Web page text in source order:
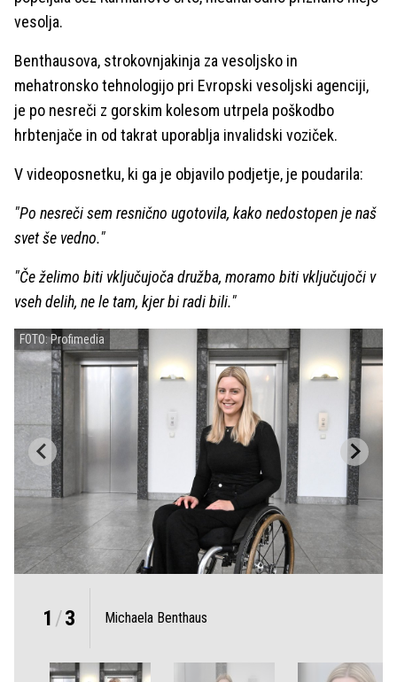
vesolja.
Benthausova, strokovnjakinja za vesoljsko in
mehatronsko tehnologijo pri Evropski vesoljski agenciji,
je po nesreči z gorskim kolesom utrpela poškodbo
hrbtenjače in od takrat uporablja invalidski voziček.
V videoposnetku, ki ga je objavilo podjetje, je poudarila:
"Po nesreči sem resnično ugotovila, kako nedostopen je naš
svet še vedno."
"Če želimo biti vključujoča družba, moramo biti vključujoči v
vseh delih, ne le tam, kjer bi radi bili."
FOTO: Profimedia
1 /3 Michaela Benthaus